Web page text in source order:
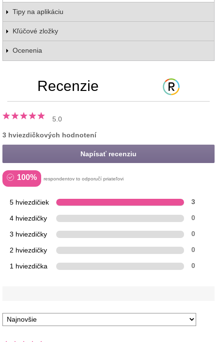
Tipy na aplikáciu
Kľúčové zložky
Ocenenia
Recenzie
5.0
3 hviezdičkových hodnotení
Napísať recenziu
100% respondentov to odporučí priateľovi
5 hviezdičiek 3
4 hviezdičky 0
3 hviezdičky 0
2 hviezdičky 0
1 hviezdička 0